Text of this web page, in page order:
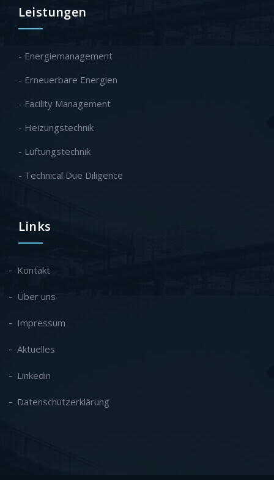
Leistungen
- Energiemanagement
- Erneuerbare Energien
- Facility Management
- Heizungstechnik
- Lüftungstechnik
- Technical Due Diligence
Links
Kontakt
Über uns
Impressum
Aktuelles
Linkedin
Datenschutzerklärung